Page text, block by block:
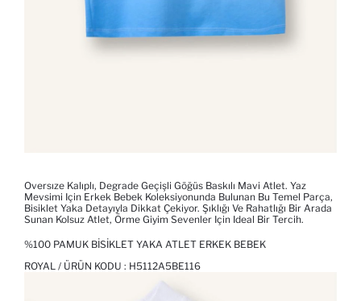
Oversıze Kalıplı, Degrade Geçişli Göğüs Baskılı Mavi Atlet. Yaz
Mevsimi Için Erkek Bebek Koleksiyonunda Bulunan Bu Temel Parça,
Bisiklet Yaka Detayıyla Dikkat Çekiyor. Şıklığı Ve Rahatlığı Bir Arada
Sunan Kolsuz Atlet, Örme Giyim Sevenler Için Ideal Bir Tercih.
%100 PAMUK BISIKLET YAKA ATLET ERKEK BEBEK
ROYAL / ÜRÜN KODU : H5112A5BE116